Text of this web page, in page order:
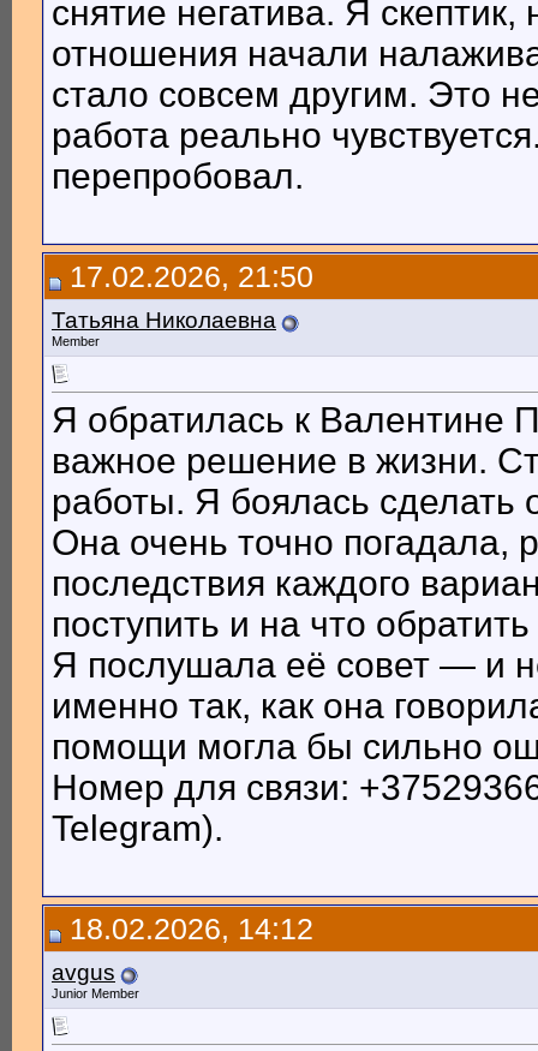
снятие негатива. Я
отношения начали
стало совсем другим. Это
работа реально
перепробовал.
17.02.2026, 21:50
Татьяна Николаевна
Member
Я обратилась к Валентине
важное решение в жизни.
работы. Я боялась сделать
Она очень точно погадала,
последствия каждого
поступить и на что
Я послушала её совет — и
именно так, как она
помощи могла бы сильно
Номер для связи:
Telegram).
18.02.2026, 14:12
avgus
Junior Member